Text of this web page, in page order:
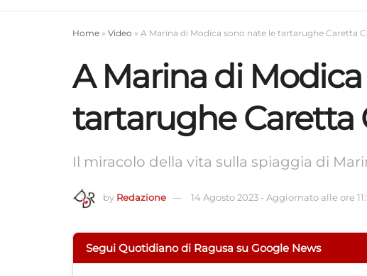
Home » Video » A Marina di Modica sono nate le tartarughe Caretta
A Marina di
tartarughe Caretta
Il miracolo della vita sulla spiaggia di
by Redazione 14 Agosto 2023 - Aggiornato alle ore
Segui Quotidiano di Ragusa su Google News